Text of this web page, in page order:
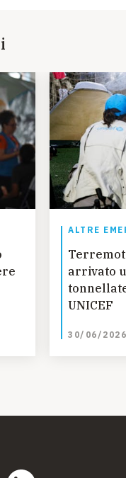
ALTRE
arrivato
UNICEF
30/06/2026